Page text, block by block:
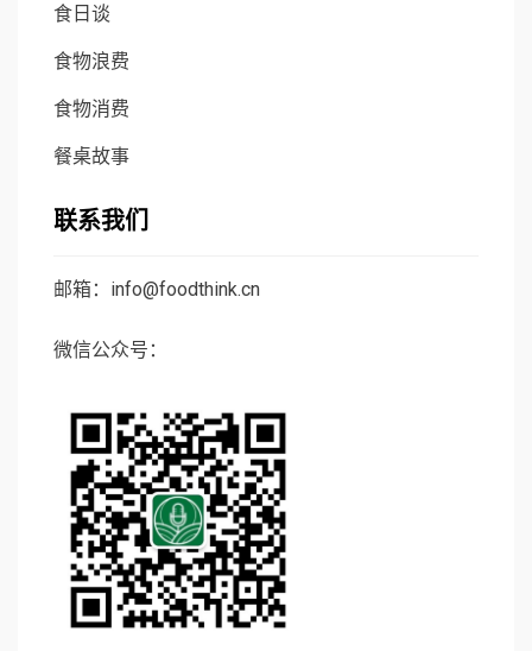
食日谈
食物浪费
食物消费
餐桌故事
联系我们
邮箱：info@foodthink.cn
微信公众号：